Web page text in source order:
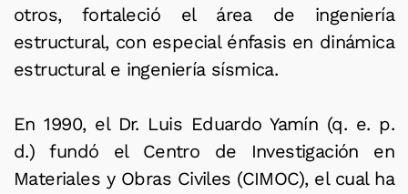
otros, fortaleció el área de ingeniería
estructural, con especial énfasis en dinámica
estructural e ingeniería sísmica.
En 1990, el Dr. Luis Eduardo Yamín (q. e. p.
d.) fundó el Centro de Investigación en
Materiales y Obras Civiles (CIMOC), el cual ha